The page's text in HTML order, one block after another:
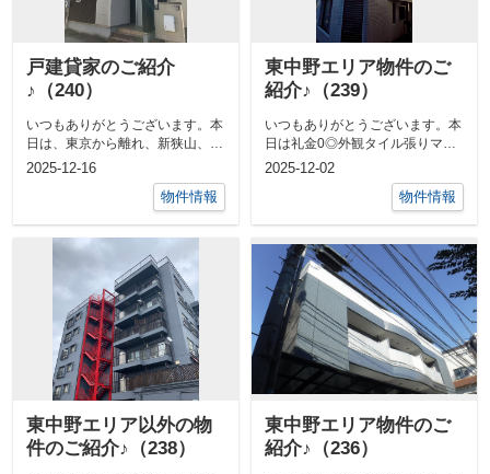
戸建貸家のご紹介
♪（240）
いつもありがとうございます。本
日は、東京から離れ、新狭山、深
谷、毛呂山の3軒の貸戸建をご紹
2025-12-16
物件情報
東中野エリア物件のご
紹介♪（239）
いつもありがとうございます。本
日は礼金0◎外観タイル張りマン
ションのご紹介です！！今回募集
2025-12-02
物件情報
東中野エリア以外の物
件のご紹介♪（238）
東中野エリア物件のご
紹介♪（236）